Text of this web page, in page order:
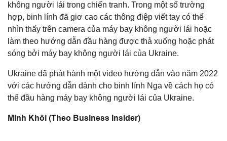
không người lái trong chiến tranh. Trong một số trường
hợp, binh lính đã giơ cao các thông điệp viết tay có thể
nhìn thấy trên camera của máy bay không người lái hoặc
làm theo hướng dẫn đầu hàng được thả xuống hoặc phát
sóng bởi máy bay không người lái của Ukraine.
Ukraine đã phát hành một video hướng dẫn vào năm 2022
với các hướng dẫn dành cho binh lính Nga về cách họ có
thể đầu hàng máy bay không người lái của Ukraine.
Minh Khôi (Theo Business Insider)